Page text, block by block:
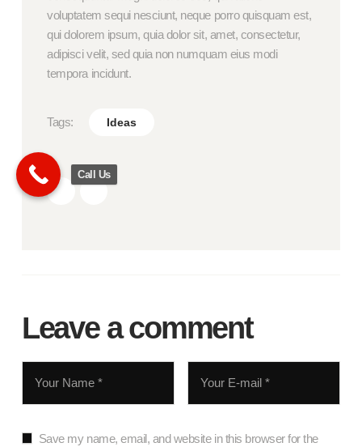
voluptatem sequi nesciunt, neque porro quisquam est,
qui dolorem ipsum, quia dolor sit, amet, consectetur,
adipisci velit, sed quia non numquam eius modi
tempora incidunt.
Tags: Ideas
Leave a comment
Save my name, email, and website in this browser for the
Call Us